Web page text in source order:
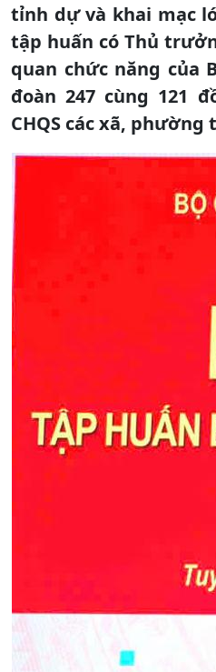
tỉnh dự và khai mạc
tập huấn có Thủ
quan chức năng của
đoàn 247 cùng 121
CHQS các xã,